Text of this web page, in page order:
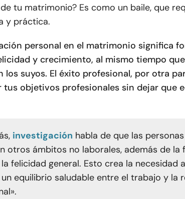
tu matrimonio? Es como un baile, que
y práctica.
personal en el matrimonio significa
y crecimiento, al mismo tiempo
los suyos. El éxito profesional, por otra
tus objetivos profesionales sin dejar que
investigación habla de que las
otros ámbitos no laborales, además de la
felicidad general. Esto crea la necesidad
equilibrio saludable entre el trabajo y la